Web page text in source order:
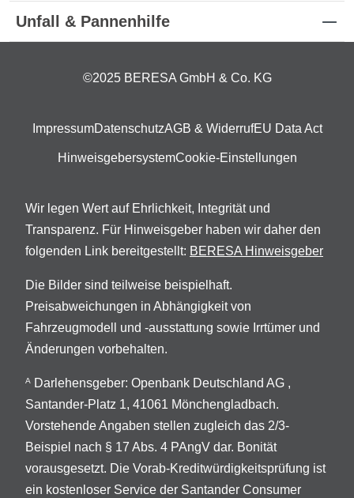
Unfall & Pannenhilfe
©2025 BERESA GmbH & Co. KG
ImpressumDatenschutzAGB & WiderrufEU Data Act
HinweisgebersystemCookie-Einstellungen
Wir legen Wert auf Ehrlichkeit, Integrität und
Transparenz. Für Hinweisgeber haben wir daher den
folgenden Link bereitgestellt: BERESA Hinweisgeber
Die Bilder sind teilweise beispielhaft.
Preisabweichungen in Abhängigkeit von
Fahrzeugmodell und -ausstattung sowie Irrtümer und
Änderungen vorbehalten.
A
Darlehensgeber: Openbank Deutschland AG ,
Santander-Platz 1, 41061 Mönchengladbach.
Vorstehende Angaben stellen zugleich das 2/3-
Beispiel nach § 17 Abs. 4 PAngV dar. Bonität
vorausgesetzt. Die Vorab-Kreditwürdigkeitsprüfung ist
ein kostenloser Service der Santander Consumer